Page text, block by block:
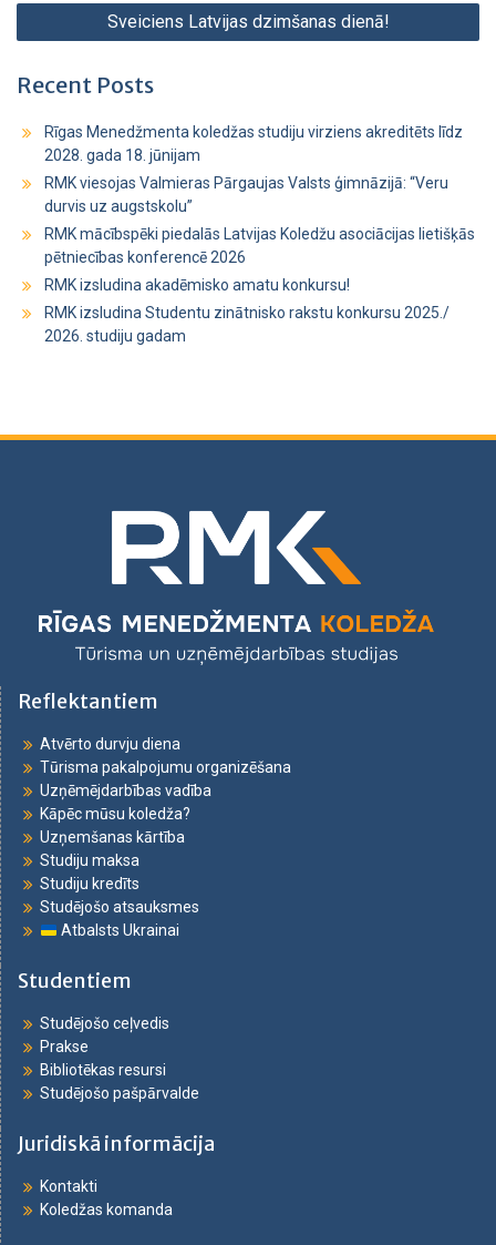
Sveiciens Latvijas dzimšanas dienā!
Recent Posts
Rīgas Menedžmenta koledžas studiju virziens akreditēts līdz
2028. gada 18. jūnijam
RMK viesojas Valmieras Pārgaujas Valsts ģimnāzijā: “Veru
durvis uz augstskolu”
RMK mācībspēki piedalās Latvijas Koledžu asociācijas lietišķās
pētniecības konferencē 2026
RMK izsludina akadēmisko amatu konkursu!
RMK izsludina Studentu zinātnisko rakstu konkursu 2025./
2026. studiju gadam
Reflektantiem
Atvērto durvju diena
Tūrisma pakalpojumu organizēšana
Uzņēmējdarbības vadība
Kāpēc mūsu koledža?
Uzņemšanas kārtība
Studiju maksa
Studiju kredīts
Studējošo atsauksmes
Atbalsts Ukrainai
Studentiem
Studējošo ceļvedis
Prakse
Bibliotēkas resursi
Studējošo pašpārvalde
Juridiskā informācija
Kontakti
Koledžas komanda